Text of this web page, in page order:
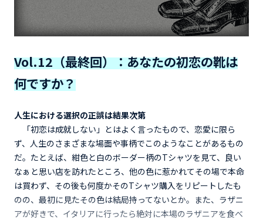
Vol.12（最終回）：あなたの初恋の靴は
何ですか？
人生における選択の正誤は結果次第
「初恋は成就しない」とはよく言ったもので、恋愛に限ら
ず、人生のさまざまな場面や事柄でこのようなことがあるもの
だ。たとえば、紺色と白のボーダー柄のTシャツを見て、良い
なぁと思い店を訪れたところ、他の色に惹かれてその場で本命
は買わず、その後も何度かそのTシャツ購入をリピートしたも
のの、最初に見たその色は結局持ってないとか。また、ラザニ
アが好きで、イタリアに行ったら絶対に本場のラザニアを食べ